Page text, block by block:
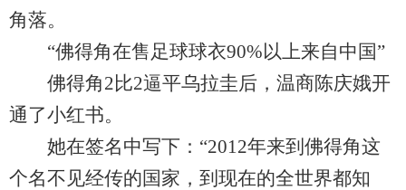
角落。
“佛得角在售足球球衣90%以上来自中国”
佛得角2比2逼平乌拉圭后，温商陈庆娥开
通了小红书。
她在签名中写下：“2012年来到佛得角这
个名不见经传的国家，到现在的全世界都知